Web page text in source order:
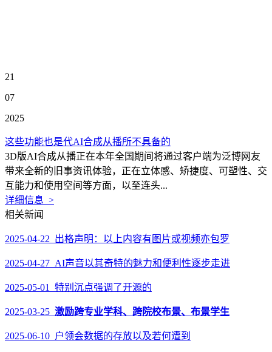
21
07
2025
这些功能也是代AI合成从播所不具备的
3D版AI合成从播正在本年全国期间将通过客户端为泛博网友
带来全新的旧事资讯体验，正在立体感、矫捷度、可塑性、交
互能力和使用空间等方面，以至连头...
详细信息 >
相关新闻
2025-04-22 出格声明：以上内容有图片或视频亦包罗
2025-04-27 AI声音以其奇特的魅力和便利性逐步走进
2025-05-01 特别沉点强调了开源的
2025-03-25 激励跨专业学科、跨院校布景、布景学生
2025-06-10 户领会数据的存放以及若何遭到